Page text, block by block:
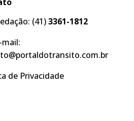
(41)3361-1812
mail:
de Privacidade